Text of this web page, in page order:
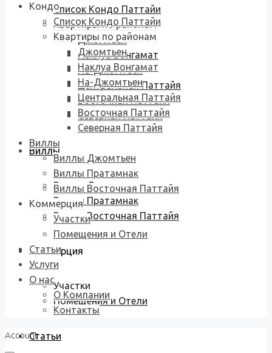
Список Кондо Паттайи
Квартиры по районам
Джомтьен
Наклуа Вонгамат
На-Джомтьен
Центральная Паттайя
Восточная Паттайя
Северная Паттайя
Виллы
Виллы Джомтьен
Виллы Пратамнак
Виллы Восточная Паттайя
Коммерция
Участки
Помещения и Отели
Статьи
Кондо
Список Кондо Паттайи
Квартиры по районам
Джомтьен
Наклуа Вонгамат
На-Джомтьен
Центральная Паттайя
Восточная Паттайя
Северная Паттайя
Виллы
Виллы Джомтьен
Виллы Пратамнак
Виллы Восточная Паттайя
Коммерция
Участки
Помещения и Отели
Статьи
Услуги
О нас
О Компании
Контакты
Account